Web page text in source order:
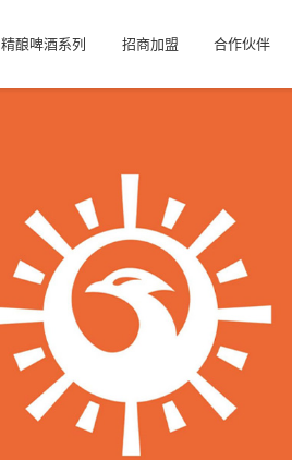
精酿啤酒系列 招商加盟 合作伙伴